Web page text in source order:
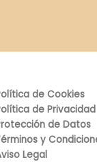
de Cookies
de Privacidad
de Datos
y
Legal